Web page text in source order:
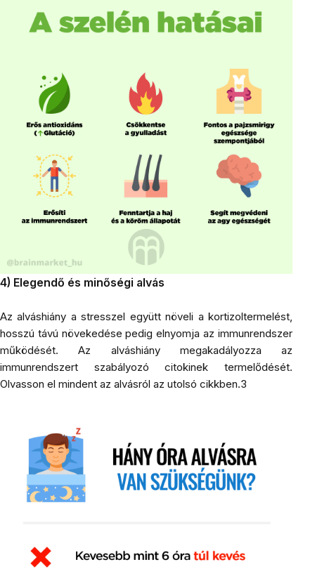
4) Elegendő és minőségi alvás
Az alváshiány a stresszel együtt növeli a kortizoltermelést,
hosszú távú növekedése pedig elnyomja az immunrendszer
működését. Az alváshiány megakadályozza az
immunrendszert szabályozó citokinek termelődését.
Olvasson el mindent az alvásról az utolsó cikkben.3